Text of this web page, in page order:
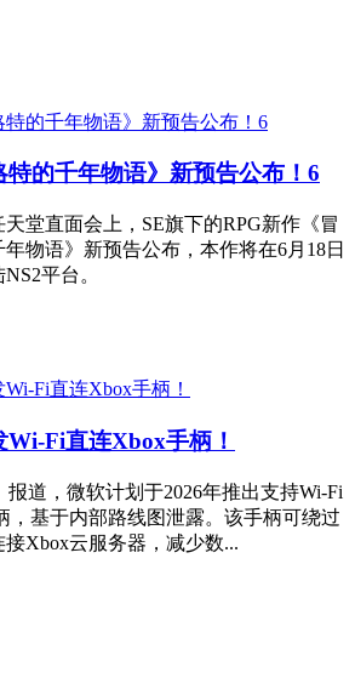
特的千年物语》新预告公布！6
堂直面会上，SE旗下的RPG新作《冒
物语》新预告公布，本作将在6月18日
平台。
Fi直连Xbox手柄！
报道，微软计划于2026年推出支持Wi-Fi
，基于内部路线图泄露。该手柄可绕过
Xbox云服务器，减少数...